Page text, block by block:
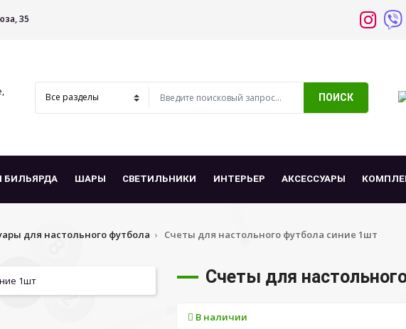
35
ПОИСК
БИЛЬЯРДА ШАРЫ СВЕТИЛЬНИКИ ИНТЕРЬЕР АКСЕССУАРЫ
для настольного футбола Счеты для настольного футбола синие 1шт
Счеты для
В наличии